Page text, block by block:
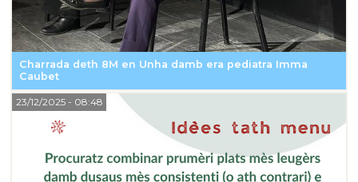
Charrada deth 8M en Unha damb era pediatra Imma
Caubet
23/12/2025- 08:48